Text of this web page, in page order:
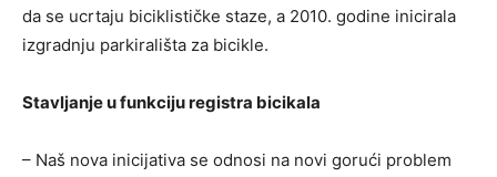
da se ucrtaju biciklističke staze, a 2010. godine inicirala
izgradnju parkirališta za bicikle.
Stavljanje u funkciju registra bicikala
– Naš nova inicijativa se odnosi na novi gorući problem